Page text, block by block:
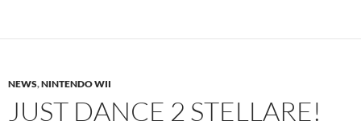
NEWS,NINTENDO WII
JUST DANCE 2 STELLARE!